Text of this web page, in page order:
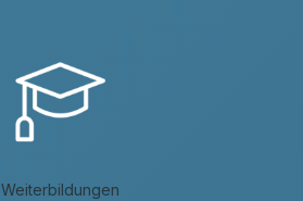
Weiterbildungen